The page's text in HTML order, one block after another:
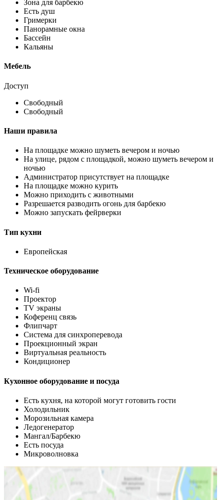
Зона для барбекю
Есть душ
Гримерки
Панорамные окна
Бассейн
Кальяны
Мебель
Доступ
Свободный
Свободный
Наши правила
На площадке можно шуметь вечером и ночью
На улице, рядом с площадкой, можно шуметь вечером и
ночью
Администратор присутствует на площадке
На площадке можно курить
Можно приходить с животными
Разрешается разводить огонь для барбекю
Можно запускать фейрверки
Тип кухни
Европейская
Техническое оборудование
Wi-fi
Проектор
TV экраны
Коференц связь
Флипчарт
Система для синхроперевода
Проекционный экран
Виртуальная реальность
Кондиционер
Кухонное оборудование и посуда
Есть кухня, на которой могут готовить гости
Холодильник
Морозильная камера
Ледогенератор
Мангал/Барбекю
Есть посуда
Микроволновка